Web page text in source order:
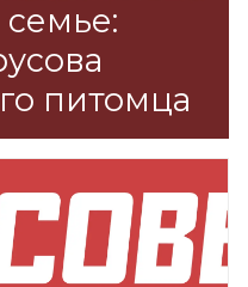
питомца